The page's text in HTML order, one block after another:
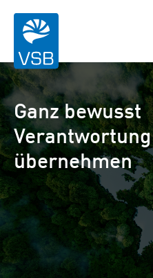
Ganz bewusst
Verantwortung
übernehmen